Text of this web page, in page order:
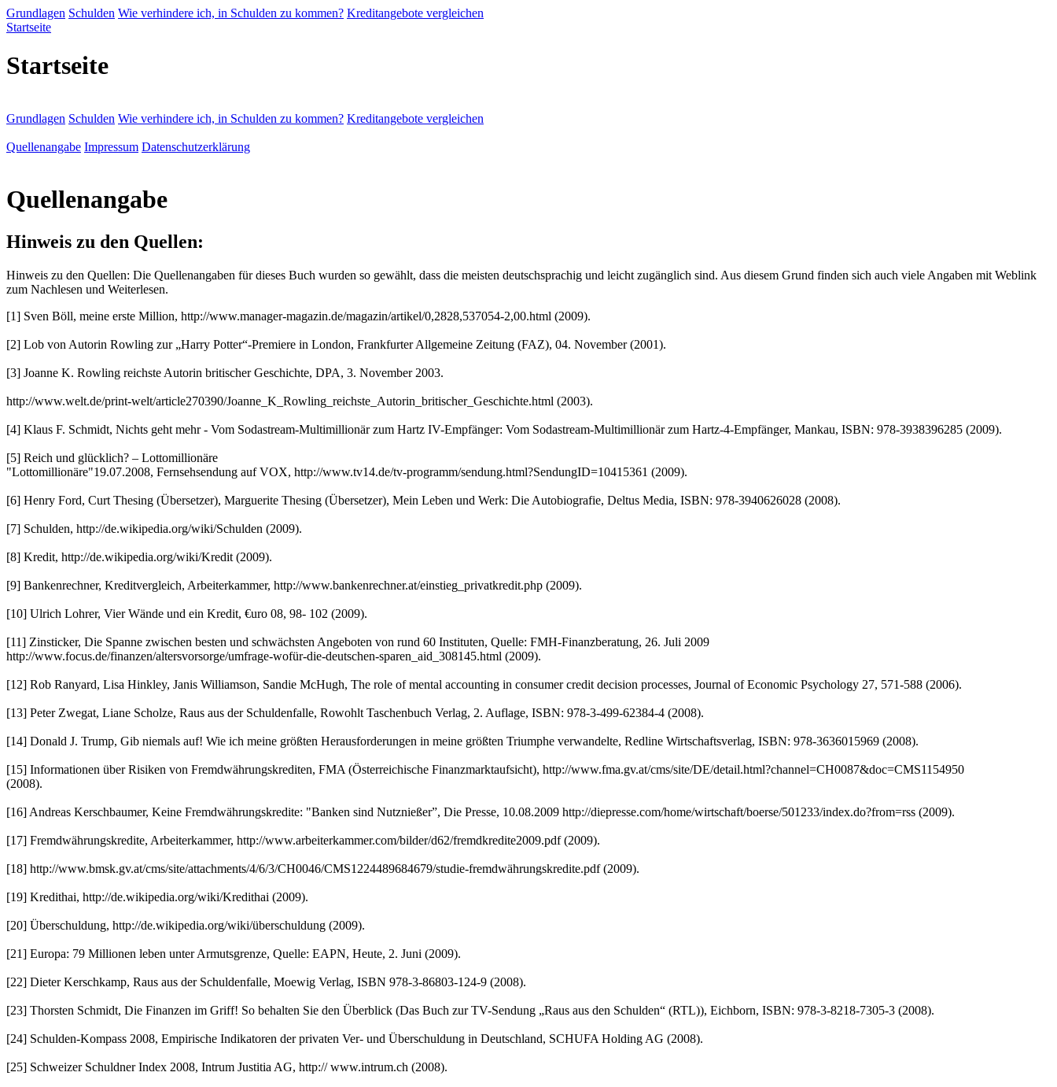
Grundlagen Schulden Wie verhindere ich, in Schulden zu kommen? Kreditangebote vergleichen
Startseite
Startseite
Grundlagen Schulden Wie verhindere ich, in Schulden zu kommen? Kreditangebote vergleichen
Quellenangabe Impressum Datenschutzerklärung
Quellenangabe
Hinweis zu den Quellen:
Hinweis zu den Quellen: Die Quellenangaben für dieses Buch wurden so gewählt, dass die meisten deutschsprachig und leicht zugänglich sind. Aus diesem Grund finden sich auch viele Angaben mit Weblink
zum Nachlesen und Weiterlesen.
[1] Sven Böll, meine erste Million, http://www.manager-magazin.de/magazin/artikel/0,2828,537054-2,00.html (2009).
[2] Lob von Autorin Rowling zur „Harry Potter“-Premiere in London, Frankfurter Allgemeine Zeitung (FAZ), 04. November (2001).
[3] Joanne K. Rowling reichste Autorin britischer Geschichte, DPA, 3. November 2003.
http://www.welt.de/print-welt/article270390/Joanne_K_Rowling_reichste_Autorin_britischer_Geschichte.html (2003).
[4] Klaus F. Schmidt, Nichts geht mehr - Vom Sodastream-Multimillionär zum Hartz IV-Empfänger: Vom Sodastream-Multimillionär zum Hartz-4-Empfänger, Mankau, ISBN: 978-3938396285 (2009).
[5] Reich und glücklich? – Lottomillionäre
"Lottomillionäre"19.07.2008, Fernsehsendung auf VOX, http://www.tv14.de/tv-programm/sendung.html?SendungID=10415361 (2009).
[6] Henry Ford, Curt Thesing (Übersetzer), Marguerite Thesing (Übersetzer), Mein Leben und Werk: Die Autobiografie, Deltus Media, ISBN: 978-3940626028 (2008).
[7] Schulden, http://de.wikipedia.org/wiki/Schulden (2009).
[8] Kredit, http://de.wikipedia.org/wiki/Kredit (2009).
[9] Bankenrechner, Kreditvergleich, Arbeiterkammer, http://www.bankenrechner.at/einstieg_privatkredit.php (2009).
[10] Ulrich Lohrer, Vier Wände und ein Kredit, €uro 08, 98- 102 (2009).
[11] Zinsticker, Die Spanne zwischen besten und schwächsten Angeboten von rund 60 Instituten, Quelle: FMH-Finanzberatung, 26. Juli 2009
http://www.focus.de/finanzen/altersvorsorge/umfrage-wofür-die-deutschen-sparen_aid_308145.html (2009).
[12] Rob Ranyard, Lisa Hinkley, Janis Williamson, Sandie McHugh, The role of mental accounting in consumer credit decision processes, Journal of Economic Psychology 27, 571-588 (2006).
[13] Peter Zwegat, Liane Scholze, Raus aus der Schuldenfalle, Rowohlt Taschenbuch Verlag, 2. Auflage, ISBN: 978-3-499-62384-4 (2008).
[14] Donald J. Trump, Gib niemals auf! Wie ich meine größten Herausforderungen in meine größten Triumphe verwandelte, Redline Wirtschaftsverlag, ISBN: 978-3636015969 (2008).
[15] Informationen über Risiken von Fremdwährungskrediten, FMA (Österreichische Finanzmarktaufsicht), http://www.fma.gv.at/cms/site/DE/detail.html?channel=CH0087&doc=CMS1154950
(2008).
[16] Andreas Kerschbaumer, Keine Fremdwährungskredite: "Banken sind Nutznießer”, Die Presse, 10.08.2009 http://diepresse.com/home/wirtschaft/boerse/501233/index.do?from=rss (2009).
[17] Fremdwährungskredite, Arbeiterkammer, http://www.arbeiterkammer.com/bilder/d62/fremdkredite2009.pdf (2009).
[18] http://www.bmsk.gv.at/cms/site/attachments/4/6/3/CH0046/CMS1224489684679/studie-fremdwährungskredite.pdf (2009).
[19] Kredithai, http://de.wikipedia.org/wiki/Kredithai (2009).
[20] Überschuldung, http://de.wikipedia.org/wiki/überschuldung (2009).
[21] Europa: 79 Millionen leben unter Armutsgrenze, Quelle: EAPN, Heute, 2. Juni (2009).
[22] Dieter Kerschkamp, Raus aus der Schuldenfalle, Moewig Verlag, ISBN 978-3-86803-124-9 (2008).
[23] Thorsten Schmidt, Die Finanzen im Griff! So behalten Sie den Überblick (Das Buch zur TV-Sendung „Raus aus den Schulden“ (RTL)), Eichborn, ISBN: 978-3-8218-7305-3 (2008).
[24] Schulden-Kompass 2008, Empirische Indikatoren der privaten Ver- und Überschuldung in Deutschland, SCHUFA Holding AG (2008).
[25] Schweizer Schuldner Index 2008, Intrum Justitia AG, http:// www.intrum.ch (2008).